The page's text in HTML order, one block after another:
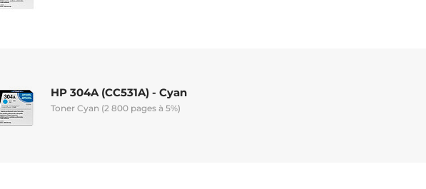
HP 304A (CC531A) - Cyan
Toner Cyan (2 800 pages à 5%)